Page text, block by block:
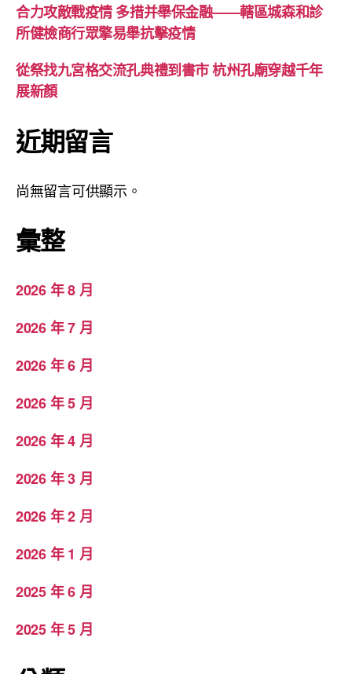
合力攻敵戰疫情 多措并舉保金融——轄區城森和診
所健檢商行眾擎易舉抗擊疫情
從祭找九宮格交流孔典禮到書市 杭州孔廟穿越千年
展新顏
近期留言
尚無留言可供顯示。
彙整
2026 年 8 月
2026 年 7 月
2026 年 6 月
2026 年 5 月
2026 年 4 月
2026 年 3 月
2026 年 2 月
2026 年 1 月
2025 年 6 月
2025 年 5 月